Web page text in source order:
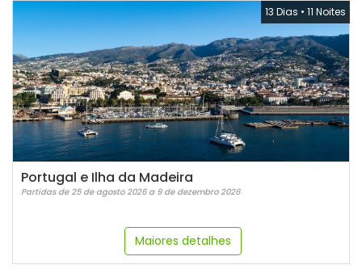
13 Dias • 11 Noites
Portugal e Ilha da Madeira
Partidas de 25 de agosto 2026 a 9 de dezembro 2026
Maiores detalhes